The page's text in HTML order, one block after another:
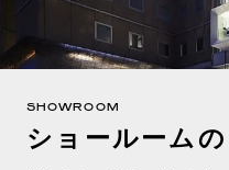
SHOWROOM
ショールーム